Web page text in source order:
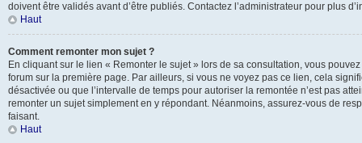
doivent être validés avant d’être publiés. Contactez l’administrateur pour plus
Haut
Comment remonter mon sujet ?
En cliquant sur le lien « Remonter le sujet » lors de sa consultation, vous pouvez
forum sur la première page. Par ailleurs, si vous ne voyez pas ce lien, cela
désactivée ou que l’intervalle de temps pour autoriser la remontée n’est pas
remonter un sujet simplement en y répondant. Néanmoins, assurez-vous de
faisant.
Haut